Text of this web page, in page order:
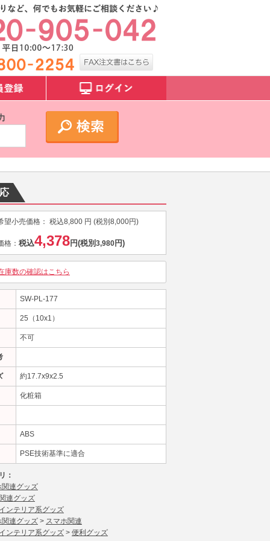
望小売価格： 税込8,800 円 (税別 8,000円)
格： 税込4,378円(税別 3,980円)
庫数の確認はこちら
SW-PL-177
25（10x1）
不可
約17.7x9x2.5
化粧箱
ABS
PSE技術基準に適合
：
関連グッズ
連グッズ
ンテリア系グッズ
関連グッズ > スマホ関連
ンテリア系グッズ > 便利グッズ